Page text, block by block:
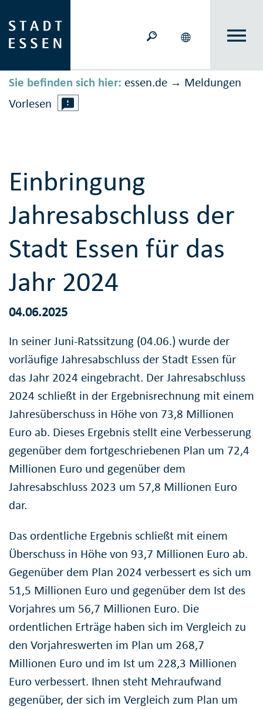
Sie befinden sich hier: essen.de → Meldungen
Vorlesen
Einbringung
Jahresabschluss der
Stadt Essen für das
Jahr 2024
04.06.2025
In seiner Juni-Ratssitzung (04.06.) wurde der
vorläufige Jahresabschluss der Stadt Essen für
das Jahr 2024 eingebracht. Der Jahresabschluss
2024 schließt in der Ergebnisrechnung mit einem
Jahresüberschuss in Höhe von 73,8 Millionen
Euro ab. Dieses Ergebnis stellt eine Verbesserung
gegenüber dem fortgeschriebenen Plan um 72,4
Millionen Euro und gegenüber dem
Jahresabschluss 2023 um 57,8 Millionen Euro
dar.
Das ordentliche Ergebnis schließt mit einem
Überschuss in Höhe von 93,7 Millionen Euro ab.
Gegenüber dem Plan 2024 verbessert es sich um
51,5 Millionen Euro und gegenüber dem Ist des
Vorjahres um 56,7 Millionen Euro. Die
ordentlichen Erträge haben sich im Vergleich zu
den Vorjahreswerten im Plan um 268,7
Millionen Euro und im Ist um 228,3 Millionen
Euro verbessert. Ihnen steht Mehraufwand
gegenüber, der sich im Vergleich zum Plan um